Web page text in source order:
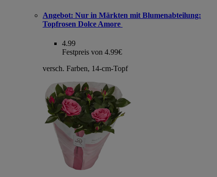
Angebot: Nur in Märkten mit Blumenabteilung:
Topfrosen Dolce Amore
4.99
Festpreis von 4.99€
versch. Farben, 14-cm-Topf